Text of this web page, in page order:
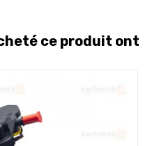
ce produit ont